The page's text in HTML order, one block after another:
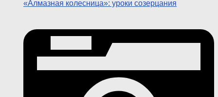
«Алмазная колесница»: уроки созерцания